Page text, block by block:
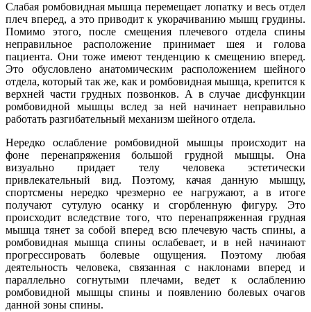
Слабая ромбовидная мышца перемещает лопатку и весь отдел
плеч вперед, а это приводит к укорачиванию мышц грудины.
Помимо этого, после смещения плечевого отдела спины
неправильное расположение принимает шея и голова
пациента. Они тоже имеют тенденцию к смещению вперед.
Это обусловлено анатомическим расположением шейного
отдела, который так же, как и ромбовидная мышца, крепится к
верхней части грудных позвонков. А в случае дисфункции
ромбовидной мышцы вслед за ней начинает неправильно
работать разгибательный механизм шейного отдела.
Нередко ослабление ромбовидной мышцы происходит на
фоне перенапряжения большой грудной мышцы. Она
визуально придает телу человека эстетически
привлекательный вид. Поэтому, качая данную мышцу,
спортсмены нередко чрезмерно ее нагружают, а в итоге
получают сутулую осанку и сгорбленную фигуру. Это
происходит вследствие того, что перенапряженная грудная
мышца тянет за собой вперед всю плечевую часть спины, а
ромбовидная мышца спины ослабевает, и в ней начинают
прогрессировать болевые ощущения. Поэтому любая
деятельность человека, связанная с наклонами вперед и
параллельно согнутыми плечами, ведет к ослаблению
ромбовидной мышцы спины и появлению болевых очагов
данной зоны спины.